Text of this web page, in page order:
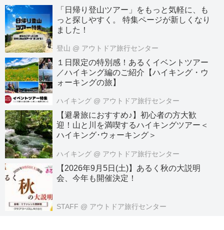
「日帰り登山ツアー」をもっと気軽に、も
っと探しやすく。 特集ページが新しくなり
ました！
登山 @ アウトドア旅行センター
１日限定の特別感！あるくイベントツアー
／ハイキング編のご紹介【ハイキング・ウ
ォーキングの旅】
ハイキング @ アウトドア旅行センター
【避暑旅におすすめ♪】初心者の方大歓
迎！山と川を満喫するハイキングツアー＜
ハイキング･ウォーキング＞
ハイキング @ アウトドア旅行センター
【2026年9月5日(土)】あるく秋の大説明
会、今年も開催決定！
STAFF @ アウトドア旅行センター